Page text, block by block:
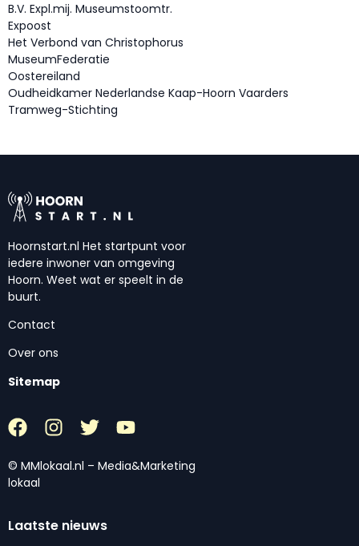
B.V. Expl.mij. Museumstoomtr.
Expoost
Het Verbond van Christophorus
MuseumFederatie
Oostereiland
Oudheidkamer Nederlandse Kaap-Hoorn Vaarders
Tramweg-Stichting
Hoornstart.nl Het startpunt voor
iedere inwoner van omgeving
Hoorn. Weet wat er speelt in de
buurt.
Contact
Over ons
Sitemap
© MMlokaal.nl – Media&Marketing
lokaal
Laatste nieuws